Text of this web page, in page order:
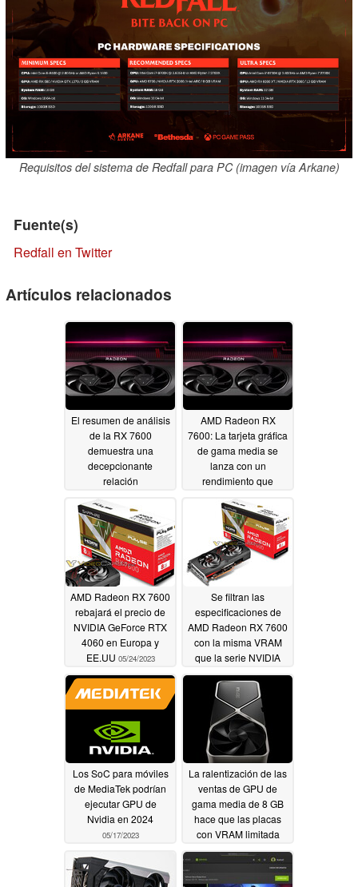
Requisitos del sistema de Redfall para PC (imagen vía Arkane)
Fuente(s)
Redfall en Twitter
Artículos relacionados
El resumen de análisis
de la RX 7600
demuestra una
decepcionante
relación
frente a la RX 6600 a
pesar de que la GPU
RDNA 3 rinde un 27%
mejor06/01/2023
AMD Radeon RX
7600: La tarjeta gráfica
de gama media se
lanza con un
rendimiento que
GeForce RTX 3060
05/25/2023
AMD Radeon RX 7600
rebajará el precio de
NVIDIA GeForce RTX
4060 en Europa y
EE.UU 05/24/2023
Se filtran las
especificaciones de
AMD Radeon RX 7600
con la misma VRAM
que la serie NVIDIA
GeForce RTX 4060 Ti
05/19/2023
Los SoC para móviles
de MediaTek podrían
ejecutar GPU de
Nvidia en 2024
05/17/2023
La ralentización de las
ventas de GPU de
gama media de 8 GB
hace que las placas
con VRAM limitada
dejen de ser
consideradas por los
consumidores
05/11/2023